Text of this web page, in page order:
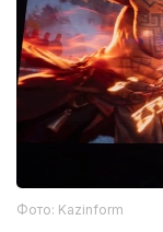
Фото: Kazinform